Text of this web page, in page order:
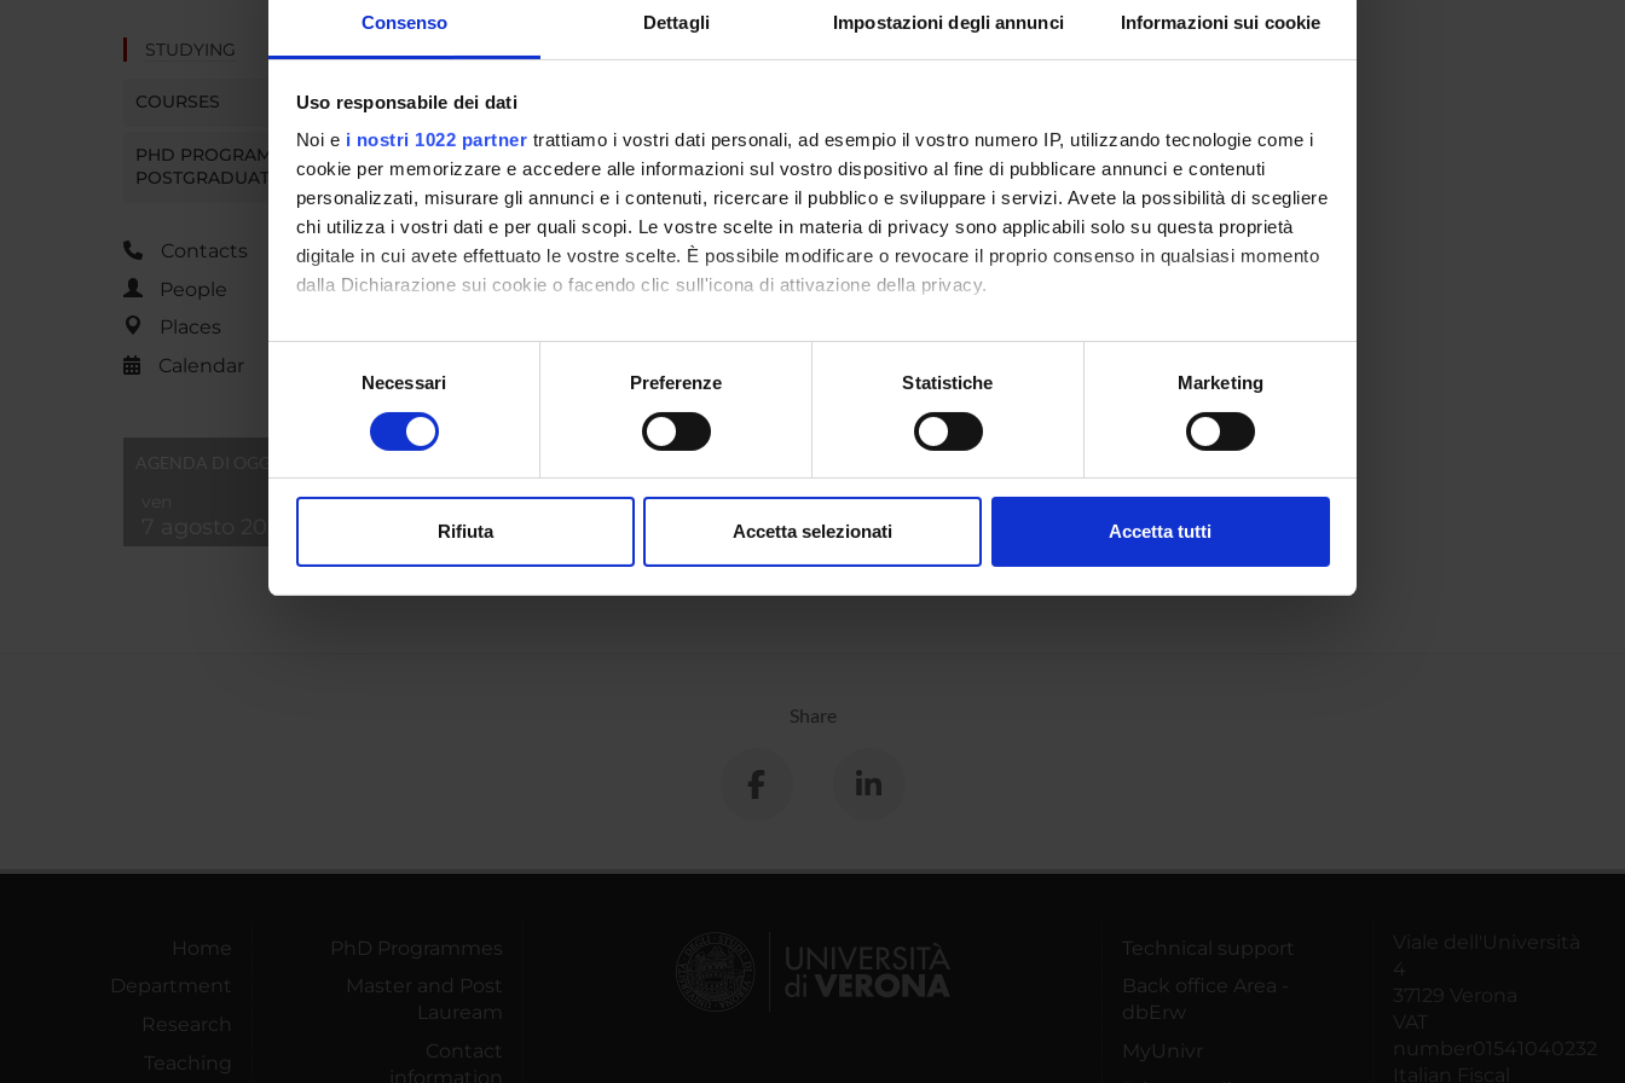
Consenso Dettagli Impostazioni degli annunci Informazioni sui cookie
Uso responsabile dei dati
Noi e i nostri 1022 partner trattiamo i vostri dati personali, ad esempio il vostro numero IP, utilizzando tecnologie come i
cookie per memorizzare e accedere alle informazioni sul vostro dispositivo al fine di pubblicare annunci e contenuti
personalizzati, misurare gli annunci e i contenuti, ricercare il pubblico e sviluppare i servizi. Avete la possibilità di scegliere
chi utilizza i vostri dati e per quali scopi. Le vostre scelte in materia di privacy sono applicabili solo su questa proprietà
digitale in cui avete effettuato le vostre scelte. È possibile modificare o revocare il proprio consenso in qualsiasi momento
dalla Dichiarazione sui cookie o facendo clic sull'icona di attivazione della privacy.
Con il tuo consenso, vorremmo anche:
raccogliere informazioni sulla tua posizione geografica, con un'approssimazione di qualche metro,
digitali).
modificare o ritirare il tuo consenso in qualsiasi momento dalla Dichiarazione sui cookie.
Necessari Preferenze Statistiche Marketing
Rifiuta Accetta selezionati Accetta tutti
STUDYING
COURSES
PHD PROGRAMMES AND
POSTGRADUATE TRAINING
Contacts
People
Places
Calendar
Share
Home
Department
Research
Teaching
PhD Programmes
Master and Post
Lauream
Contact
information
Technical support
Back office Area -
dbErw
MyUnivr
Viale dell'Università
4
37129 Verona
VAT
number01541040232
Italian Fiscal